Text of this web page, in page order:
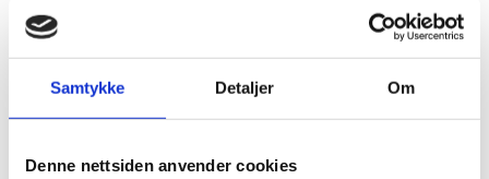
Samtykke Detaljer Om
Denne nettsiden anvender cookies
e@ju